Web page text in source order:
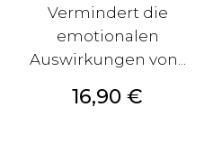
Vermindert die
emotionalen
Auswirkungen von...
Preis
16,90 €